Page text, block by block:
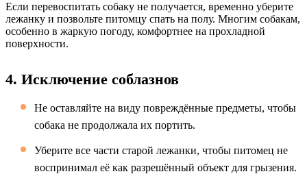
Если перевоспитать собаку не получается, временно уберите
лежанку и позвольте питомцу спать на полу. Многим собакам,
особенно в жаркую погоду, комфортнее на прохладной
поверхности.
4. Исключение соблазнов
Не оставляйте на виду повреждённые предметы, чтобы
собака не продолжала их портить.
Уберите все части старой лежанки, чтобы питомец не
воспринимал её как разрешённый объект для грызения.